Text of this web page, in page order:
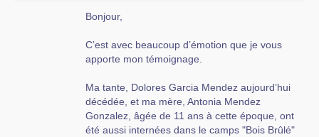
Bonjour,
C’est avec beaucoup d’émotion que je vous
apporte mon témoignage.
Ma tante, Dolores Garcia Mendez aujourd’hui
décédée, et ma mère, Antonia Mendez
Gonzalez, âgée de 11 ans à cette époque, ont
été aussi internées dans le camps "Bois Brûlé"